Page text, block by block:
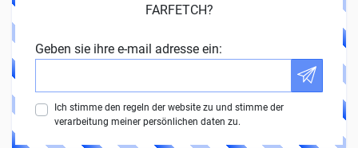
FARFETCH?
Geben sie ihre e-mail adresse ein:
Ich stimme den regeln der website zu und stimme der
verarbeitung meiner persönlichen daten zu.